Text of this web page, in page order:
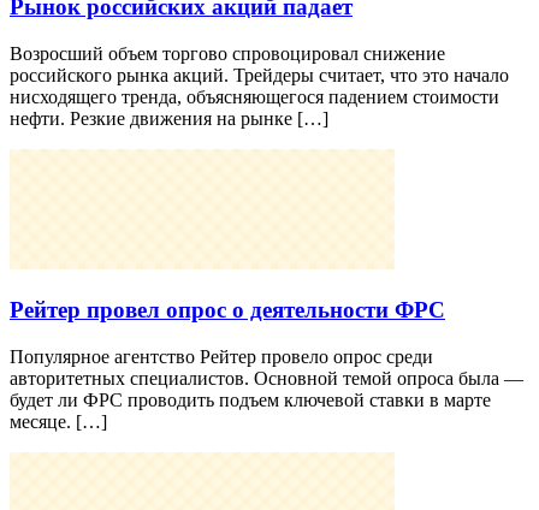
Рынок российских акций падает
Возросший объем торгово спровоцировал снижение
российского рынка акций. Трейдеры считает, что это начало
нисходящего тренда, объясняющегося падением стоимости
нефти. Резкие движения на рынке […]
Рейтер провел опрос о деятельности ФРС
Популярное агентство Рейтер провело опрос среди
авторитетных специалистов. Основной темой опроса была —
будет ли ФРС проводить подъем ключевой ставки в марте
месяце. […]